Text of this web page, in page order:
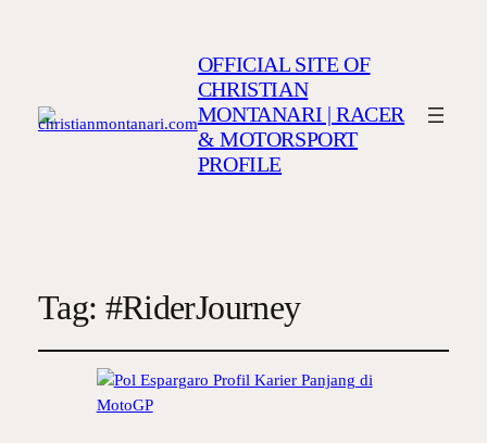
OFFICIAL SITE OF
CHRISTIAN
MONTANARI | RACER
& MOTORSPORT
PROFILE
Tag: #RiderJourney